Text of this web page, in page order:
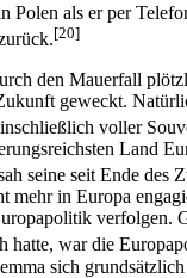
Polen als er per
[20]
den Mauerfall
geweckt.
voller
Land
seine seit Ende des
mehr in Europa
verfolgen.
hatte, war die
sich